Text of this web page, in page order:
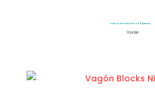
Carro Armatodo x50piezas
$24.200